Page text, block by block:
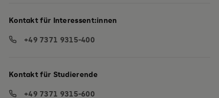
Kontakt für Interessent:innen
+49 7371 9315-400
Kontakt für Studierende
+49 7371 9315-600